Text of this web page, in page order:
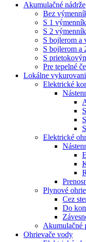
Akumulačné nádrže
Bez
S 1
S 2
S bojlerom a
S bojlerom a
S
Pre tepelné
Lokálne
Elektrické
Elektrické
Plynové
Cez
Do
Akumulačné
Ohrievače vody